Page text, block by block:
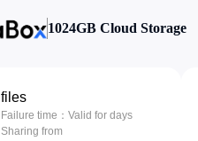
1024GB Cloud Storage
files
Failure time：Valid for days
Sharing from